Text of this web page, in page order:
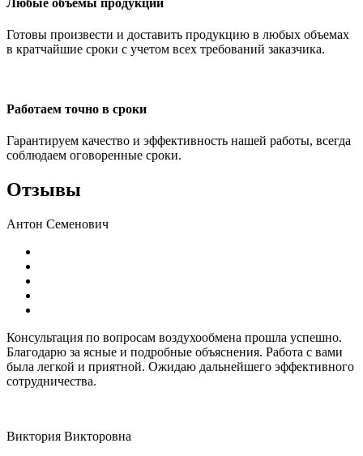
Любые объемы продукции
Готовы произвести и доставить продукцию в любых объемах
в кратчайшие сроки с учетом всех требований заказчика.
Работаем точно в сроки
Гарантируем качество и эффективность нашей работы, всегда
соблюдаем оговоренные сроки.
Отзывы
Антон Семенович
Консультация по вопросам воздухообмена прошла успешно.
Благодарю за ясные и подробные объяснения. Работа с вами
была легкой и приятной. Ожидаю дальнейшего эффективного
сотрудничества.
Виктория Викторовна